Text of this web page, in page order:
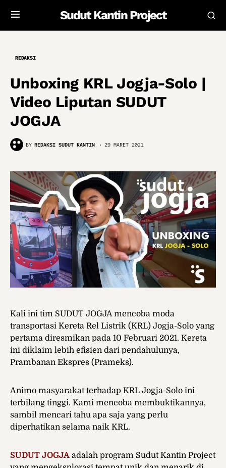
Sudut Kantin Project
REDAKSI
Unboxing KRL Jogja-Solo |
Video Liputan SUDUT
JOGJA
BY REDAKSI SUDUT KANTIN 29 MARET 2021
Kali ini tim SUDUT JOGJA mencoba moda
transportasi Kereta Rel Listrik (KRL) Jogja-Solo yang
pertama diresmikan pada 10 Februari 2021. Kereta
ini diklaim lebih efisien dari pendahulunya,
Prambanan Ekspres (Prameks).
Animo masyarakat terhadap KRL Jogja-Solo ini
terbilang tinggi. Kami mencoba membuktikannya,
sambil mencari tahu apa saja yang perlu
diperhatikan selama naik KRL.
SUDUT JOGJA adalah program Sudut Kantin Project